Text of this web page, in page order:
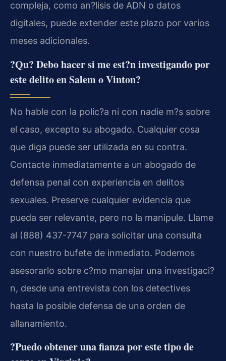
compleja, como an?lisis de ADN o datos
digitales, puede extender este plazo por varios
meses adicionales.
?Qu? Debo hacer si me est?n investigando por
este delito en Salem o Vinton?
No hable con la polic?a ni con nadie m?s sobre
el caso, excepto su abogado. Cualquier cosa
que diga puede ser utilizada en su contra.
Contacte inmediatamente a un abogado de
defensa penal con experiencia en delitos
sexuales. Preserve cualquier evidencia que
pueda ser relevante, pero no la manipule. Llame
al (888) 437-7747 para solicitar una consulta
con nuestro bufete de inmediato. Podemos
asesorarlo sobre c?mo manejar una investigaci?
n, desde una entrevista con los detectives
hasta la posible defensa de una orden de
allanamiento.
?Puedo obtener una fianza por este tipo de